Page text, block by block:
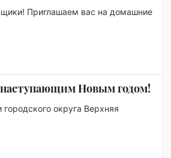
Приглашаем вас на домашние
Новым годом!
округа Верхняя